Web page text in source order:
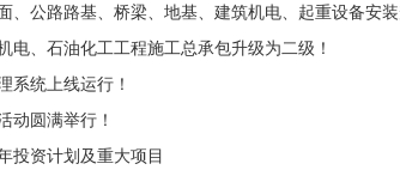
、公路路基、桥梁、地基、建筑机电、起重设备安装
电、石油化工工程施工总承包升级为二级！
系统上线运行！
动圆满举行！
投资计划及重大项目